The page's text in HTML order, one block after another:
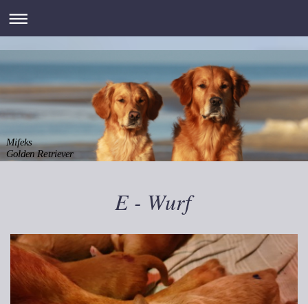
Mifeks
Golden Retriever
E - Wurf